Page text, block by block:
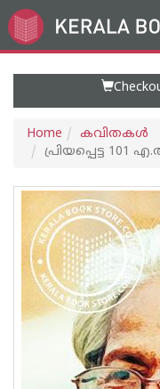
Go
to
Home
കവിതകള്‍
പ്രിയപ്പെട്ട 101